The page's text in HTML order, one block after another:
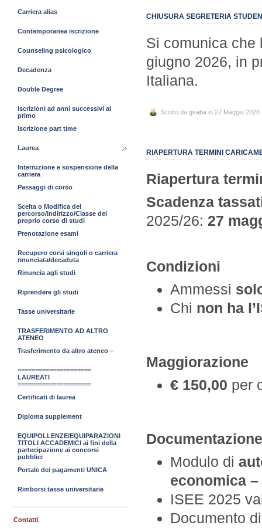
CHIUSURA SEGRETERIA
Si comunica che
giugno 2026, in
Italiana.
Scritto da gsaba in 27 Maggio 2026
RIAPERTURA TERMINI
Scadenza
2025/26: 27
Condizioni
Ammessi
Chi non ha
Maggiorazione
€ 150,00 per
Modulo di
economica
ISEE 2025
Documento
Carriera alias
Contemporanea iscrizione
Counseling psicologico
Decadenza
Double Degree
Iscrizioni ad anni successivi al
primo
Iscrizione part time
Laurea
Interruzione e sospensione della
carriera
Passaggi di corso
Scelta o Modifica del
percorso/indirizzo/Classe del
proprio corso di studi
Prenotazione esami
Recupero corsi singoli o carriera
rinunciata/decaduta
Rinuncia agli studi
Riprendere gli studi
Tasse universitarie
TRASFERIMENTO AD ALTRO
ATENEO
Trasferimento da altro ateneo –
=====================
LAUREATI
=====================
Certificati di laurea
Diploma supplement
EQUIPOLLENZE/EQUIPARAZIONI
TITOLI ACCADEMICI ai fini della
partecipazione ai concorsi
pubblici
Portale dei pagamenti UNICA
Rimborsi tasse universitarie
Contatti